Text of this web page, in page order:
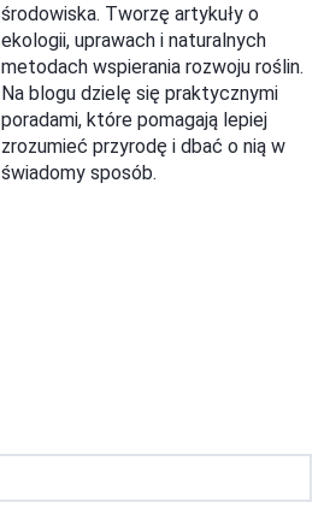
środowiska. Tworzę artykuły o
ekologii, uprawach i naturalnych
metodach wspierania rozwoju roślin.
Na blogu dzielę się praktycznymi
poradami, które pomagają lepiej
zrozumieć przyrodę i dbać o nią w
świadomy sposób.